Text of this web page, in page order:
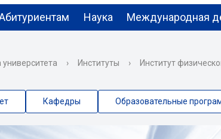
Наука Международная
университета › Институты › Институт
Кафедры Образовательные